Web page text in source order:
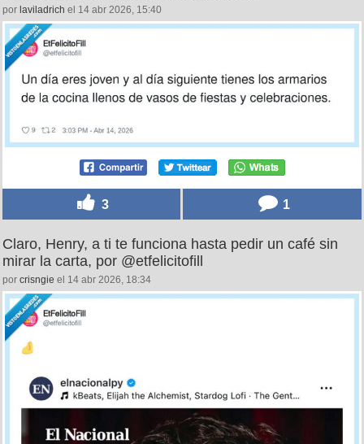
por laviladrich el 14 abr 2026, 15:40
3 1
Claro, Henry, a ti te funciona hasta pedir un café sin
mirar la carta, por @etfelicitofill
por crisngie el 14 abr 2026, 18:34